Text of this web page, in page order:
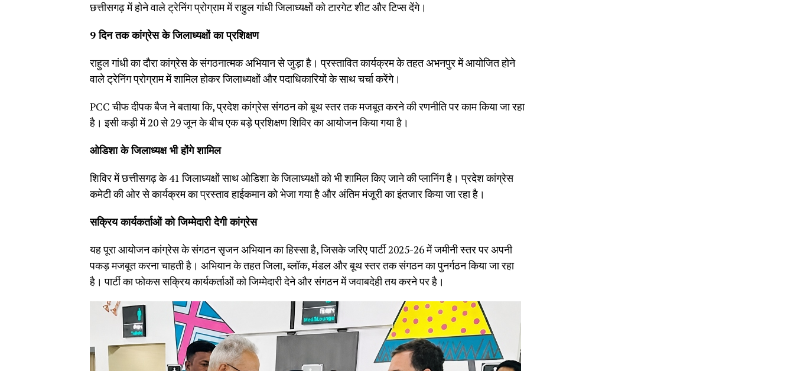
छत्तीसगढ़ में होने वाले ट्रेनिंग प्रोग्राम में राहुल गांधी जिलाध्यक्षों को टारगेट शीट और टिप्स देंगे।
9 दिन तक कांग्रेस के जिलाध्यक्षों का प्रशिक्षण
राहुल गांधी का दौरा कांग्रेस के संगठनात्मक अभियान से जुड़ा है। प्रस्तावित कार्यक्रम के तहत अभनपुर में आयोजित होने
वाले ट्रेनिंग प्रोग्राम में शामिल होकर जिलाध्यक्षों और पदाधिकारियों के साथ चर्चा करेंगे।
PCC चीफ दीपक बैज ने बताया कि, प्रदेश कांग्रेस संगठन को बूथ स्तर तक मजबूत करने की रणनीति पर काम किया जा रहा
है। इसी कड़ी में 20 से 29 जून के बीच एक बड़े प्रशिक्षण शिविर का आयोजन किया गया है।
ओडिशा के जिलाध्यक्ष भी होंगे शामिल
शिविर में छत्तीसगढ़ के 41 जिलाध्यक्षों साथ ओडिशा के जिलाध्यक्षों को भी शामिल किए जाने की प्लानिंग है। प्रदेश कांग्रेस
कमेटी की ओर से कार्यक्रम का प्रस्ताव हाईकमान को भेजा गया है और अंतिम मंजूरी का इंतजार किया जा रहा है।
सक्रिय कार्यकर्ताओं को जिम्मेदारी देगी कांग्रेस
यह पूरा आयोजन कांग्रेस के संगठन सृजन अभियान का हिस्सा है, जिसके जरिए पार्टी 2025-26 में जमीनी स्तर पर अपनी
पकड़ मजबूत करना चाहती है। अभियान के तहत जिला, ब्लॉक, मंडल और बूथ स्तर तक संगठन का पुनर्गठन किया जा रहा
है। पार्टी का फोकस सक्रिय कार्यकर्ताओं को जिम्मेदारी देने और संगठन में जवाबदेही तय करने पर है।